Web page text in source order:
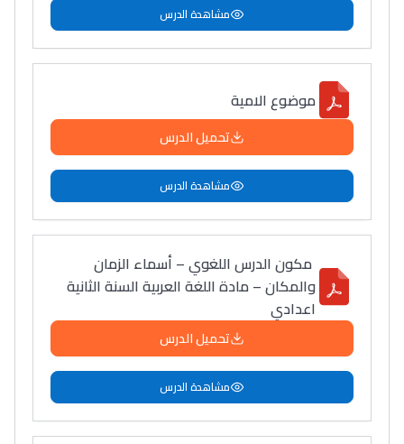
سامورا
بطلة المغرب فالقفز
الطولي، ملاك البردع
كتحكي على تجربتها
فالرّياضة و الدّراسة
مشاهدة الدرس
موضوع الامية
تحميل الدرس
مشاهدة الدرس
مكون الدرس اللغوي – أسماء الزمان
والمكان – مادة اللغة العربية السنة الثانية
اعدادي
تحميل الدرس
مشاهدة الدرس